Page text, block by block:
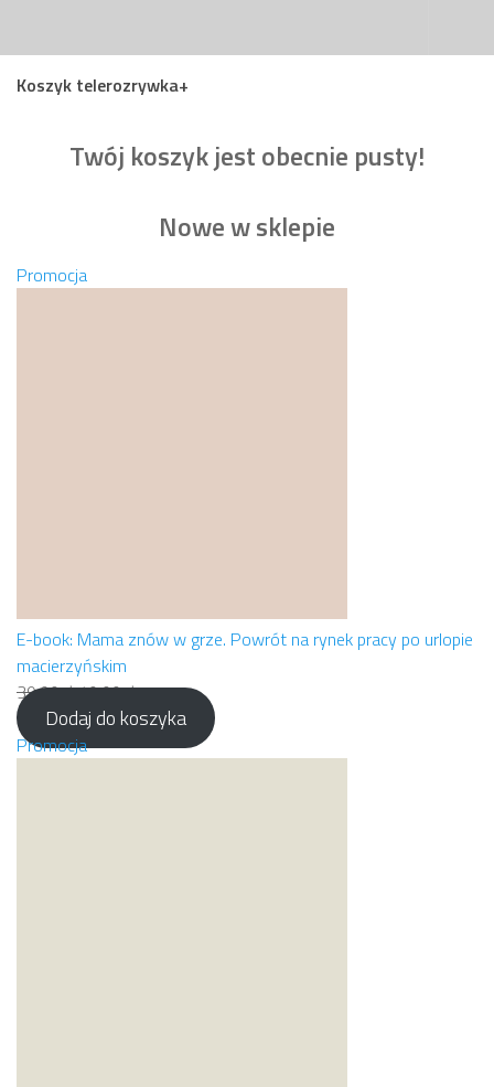
Koszyk telerozrywka+
Twój koszyk jest obecnie pusty!
Nowe w sklepie
Promocja
E-book: Mama znów w grze. Powrót na rynek pracy po urlopie
macierzyńskim
39,99złPierwotna
cena
wynosiła:
19,99złAktualna
cena
wynosi:
Dodaj do koszyka
PromocjaProdukt